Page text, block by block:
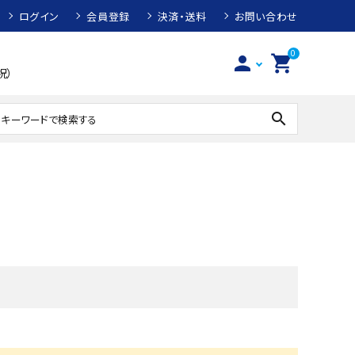
ログイン 会員登録 決済・送料 お問い合わせ
person 0
shopping_cart
search